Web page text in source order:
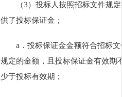
（3）投标人按照招标文件规
供了投标保证金；
a． 投标保证金金额符合招标文
规定的金额，且投标保证金有效期
少于投标有效期；